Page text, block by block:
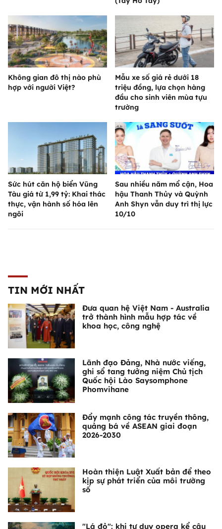
Không gian đô thị nào phù
hợp với người Việt?
Mẫu xe số giá rẻ dưới 18
triệu đồng, lựa chọn hàng
đầu cho sinh viên mùa tựu
trường
Sức hút căn hộ biển Vũng
Tàu giá từ 1,99 tỷ: Khai thác
thực, vận hành số hóa lên
ngôi
Sau nhiều năm mổ cận, Hoa
hậu Thanh Thủy và Quỳnh
Anh Shyn vẫn duy trì thị lực
10/10
TIN MỚI NHẤT
Đưa quan hệ Việt Nam - Australia
trở thành hình mẫu hợp tác về
khoa học, công nghệ
Lãnh đạo Đảng, Nhà nước viếng,
ghi sổ tang tưởng niệm Chủ tịch
Quốc hội Lào Saysomphone
Phomvihane
Đẩy mạnh công tác truyền thông,
quảng bá về ASEAN giai đoạn
2026-2030
Hoàn thiện Luật Xuất bản để theo
kịp sự phát triển của môi trường
số
"Lá đỏ": khi tư duy opera kể câu